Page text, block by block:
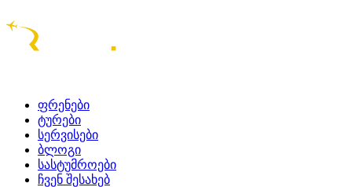
ᲤᲠᲔᲜᲔᲑᲘ
ᲢᲣᲠᲔᲑᲘ
ᲡᲔᲠᲕᲘᲡᲔᲑᲘ
ᲑᲚᲝᲒᲘ
ᲡᲐᲡᲢᲣᲛᲠᲝᲔᲑᲘ
ᲩᲕᲔᲜ ᲨᲔᲡᲐᲮᲔᲑ